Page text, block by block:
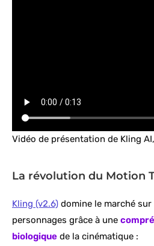
Vidéo de présentation de Kling
La révolution du Motion
Kling (v2.6) domine le marché sur
personnages grâce à une
biologique de la cinématique :